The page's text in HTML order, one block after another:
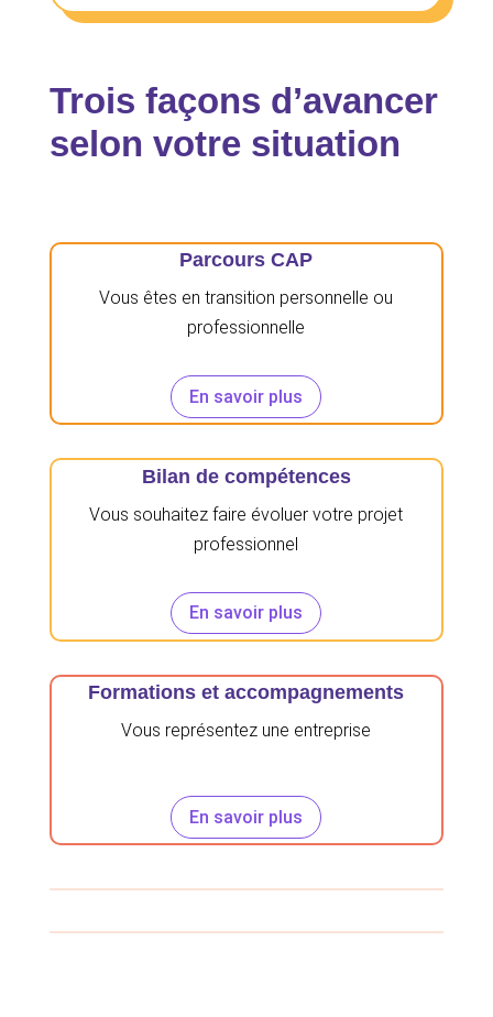
Trois façons d’avancer
selon votre situation
Parcours CAP
Vous êtes en transition personnelle ou
professionnelle
En savoir plus
Bilan de compétences
Vous souhaitez faire évoluer votre projet
professionnel
En savoir plus
Formations et accompagnements
Vous représentez une entreprise
En savoir plus